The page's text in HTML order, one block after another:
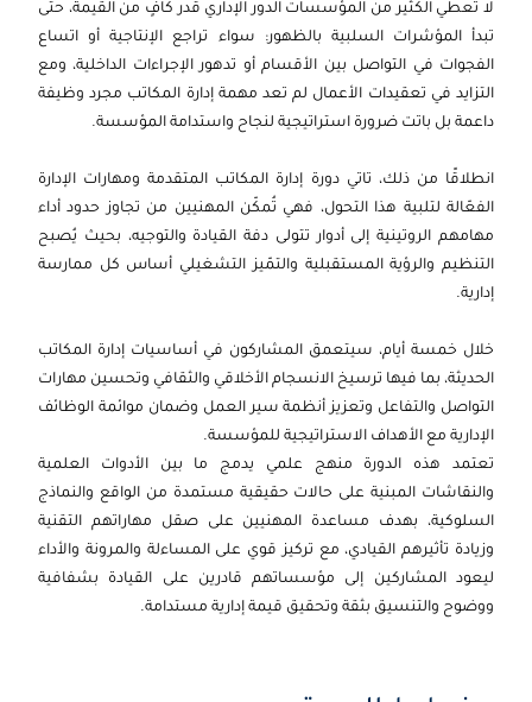
2026-09-21 القاهرة التفاصيل
2026-09-21 لندن التفاصيل
2026-09-27 دبي التفاصيل
2026-09-28 كوالا لامبور التفاصيل
2026-10-05 إسطنبول التفاصيل
2026-10-12
2026-10-25 التفاصيل
2026-10-26 كوالا لامبور
لا تعطي الكثير من المؤسسات الدور الإداري قدر كافٍ من القيمة، حتى
تبدأ المؤشرات السلبية بالظهور: سواء تراجع الإنتاجية أو اتساع
الفجوات في التواصل بين الأقسام أو تدهور الإجراءات الداخلية، ومع
التزايد في تعقيدات الأعمال لم تعد مهمة إدارة المكاتب مجرد وظيفة
داعمة بل باتت ضرورة استراتيجية لنجاح واستدامة المؤسسة.
انطلاقًا من ذلك، تاتي دورة إدارة المكاتب المتقدمة ومهارات الإدارة
الفعّالة لتلبية هذا التحول، فهي تُمكّن المهنيين من تجاوز حدود أداء
مهامهم الروتينية إلى أدوار تتولى دفة القيادة والتوجيه، بحيث يُصبح
التنظيم والرؤية المستقبلية والتمّيز التشغيلي أساس كل ممارسة
إدارية.
خلال خمسة أيام، سيتعمق المشاركون في أساسيات إدارة المكاتب
الحديثة، بما فيها ترسيخ الانسجام الأخلاقي والثقافي وتحسين مهارات
التواصل والتفاعل وتعزيز أنظمة سير العمل وضمان موائمة الوظائف
الإدارية مع الأهداف الاستراتيجية للمؤسسة.
تعتمد هذه الدورة منهج علمي يدمج ما بين الأدوات العلمية
والنقاشات المبنية على حالات حقيقية مستمدة من الواقع والنماذج
السلوكية، بهدف مساعدة المهنيين على صقل مهاراتهم التقنية
وزيادة تأثيرهم القيادي، مع تركيز قوي على المساءلة والمرونة والأداء
ليعود المشاركين إلى مؤسساتهم قادرين على القيادة بشفافية
ووضوح والتنسيق بثقة وتحقيق قيمة إدارية مستدامة.